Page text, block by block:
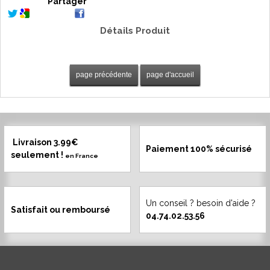
Détails Produit
Livraison 3.99€
seulement ! en France
Paiement 100% sécurisé
Satisfait ou remboursé
Un conseil ? besoin d'aide ?
04.74.02.53.56